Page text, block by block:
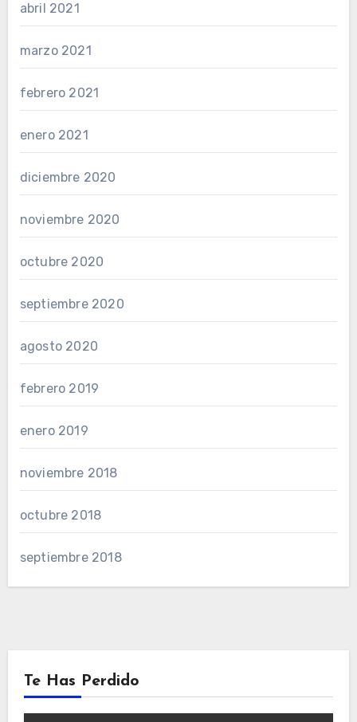
abril 2021
marzo 2021
febrero 2021
enero 2021
diciembre 2020
noviembre 2020
octubre 2020
septiembre 2020
agosto 2020
febrero 2019
enero 2019
noviembre 2018
octubre 2018
septiembre 2018
Te Has Perdido